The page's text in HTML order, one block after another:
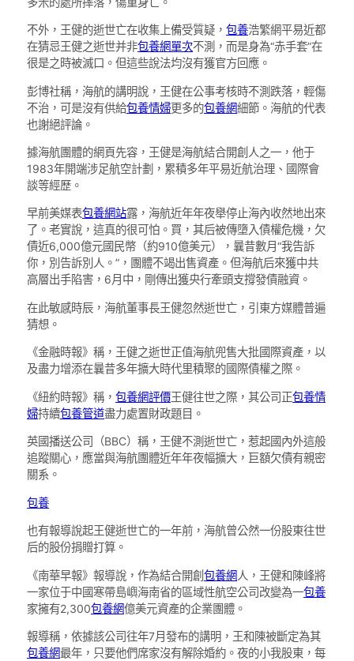
不外，王健的逝世亡在收集上備受質疑， 包養浩繁網平易近都
在猜忌王健之逝世并非包養網單次不測，而是身為“赤手套”在
很是之時被滅口。但這些說法均沒有獲官方回應。
彭博社稱，海航的講明說，王健在公事考核時不測跌落，輕傷
不治，可是沒有供給包養情婦更多的包養網細節。海航的代表
也謝絕評論。
據海航團體的網頁先容，王健是海航結合開創人之一，他于
1983年開端涉足航空計劃，累積多年平易近航治理、國際會
談等經歷。
早前美媒表包養網站露，海航近年年夜舉停止海內收然地出來
了。老實說，這真的很可怕。買，其后被傳墮入債權危機，欠
債近6,000億元國民幣（約910億美元），曩昔數月“我告訴
你，別告訴別人。”，團體不竭出售資產。但海航后來獲中共
高層出手陷害，6月中，剛傳出獲央行牽頭支撐發債融資。
在此敏感時辰，海航董事長王健忽然逝世亡，引東方媒體普遍
猜想。
《金融時報》稱，王健之逝世正值海航兜售大批國際資產，以
及盡力增添在曩昔多年擴大時代里積聚的國際債權之際。
《紐約時報》稱， 包養網評價王健往世之際，其公司正包養情
婦持續包養管道盡力處置財政題目。
英國播送公司（BBC）稱，王健不測逝世亡，惹起國內外這般
追蹤關心，應當與海航團體近年年夜幅擴大，巨額欠債有親密
關系。
包養
也有報導說起王健逝世亡的一年前，海航曾公然一份股東往世
后的股份捐贈打算。
《南華早報》報導說，作為結合開創包養網人，王健和陳峰將
一家位于中國寒帶島嶼海南省的區域性航空公司改變為一包養
家擁有2,300包養網億美元資產的企業團體。
報導稱，依據該公司往年7月發布的講明，王和陳被斷定為其
包養網最年，只要他們席家沒有解除婚約。夜的小我股東，每